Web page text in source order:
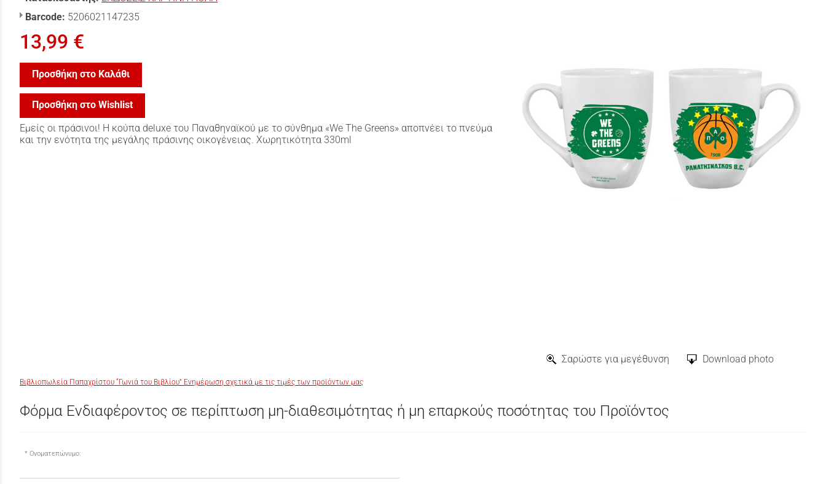
Σαρώστε για μεγέθυνση Download photo
Barcode: 5206021147235
13,99 €
Προσθήκη στο Καλάθι
Προσθήκη στο Wishlist
Εμείς οι πράσινοι! Η κούπα deluxe του Παναθηναϊκού με το σύνθημα «We The Greens» αποπνέει το πνεύμα
και την ενότητα της μεγάλης πράσινης οικογένειας. Χωρητικότητα 330ml
Βιβλιοπωλεία Παπαχρίστου “Γωνιά του Βιβλίου” Ενημέρωση σχετικά με τις τιμές των προϊόντων μας
Φόρμα Ενδιαφέροντος σε περίπτωση μη-διαθεσιμότητας ή μη επαρκούς ποσότητας του Προϊόντος
Ονοματεπώνυμο: